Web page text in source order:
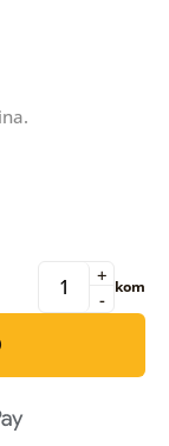
-
+ kom